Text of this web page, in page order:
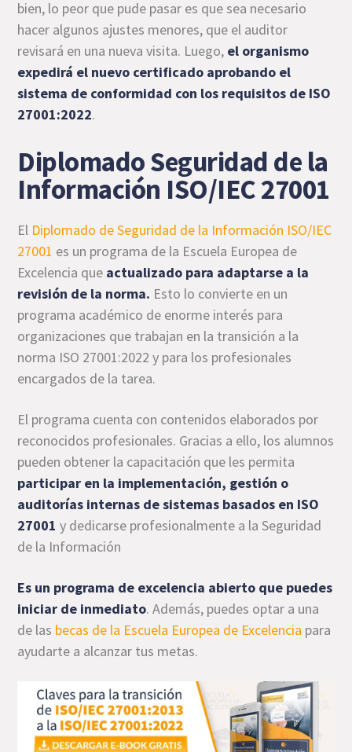
bien, lo peor que pude pasar es que sea necesario
hacer algunos ajustes menores, que el auditor
revisará en una nueva visita. Luego, el organismo
expedirá el nuevo certificado aprobando el
sistema de conformidad con los requisitos de ISO
27001:2022.
Diplomado Seguridad de la
Información ISO/IEC 27001
El Diplomado de Seguridad de la Información ISO/IEC
27001 es un programa de la Escuela Europea de
Excelencia que actualizado para adaptarse a la
revisión de la norma. Esto lo convierte en un
programa académico de enorme interés para
organizaciones que trabajan en la transición a la
norma ISO 27001:2022 y para los profesionales
encargados de la tarea.
El programa cuenta con contenidos elaborados por
reconocidos profesionales. Gracias a ello, los alumnos
pueden obtener la capacitación que les permita
participar en la implementación, gestión o
auditorías internas de sistemas basados en ISO
27001 y dedicarse profesionalmente a la Seguridad
de la Información
Es un programa de excelencia abierto que puedes
iniciar de inmediato. Además, puedes optar a una
de las becas de la Escuela Europea de Excelencia para
ayudarte a alcanzar tus metas.